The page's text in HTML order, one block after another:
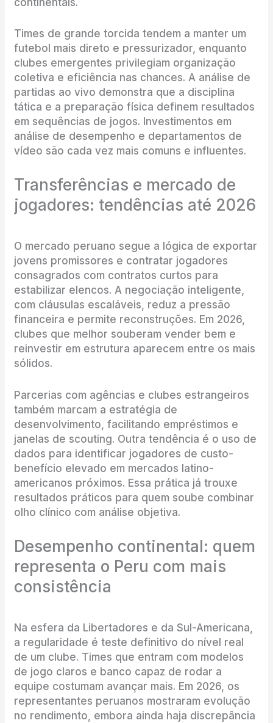
Times de grande torcida tendem a manter um
futebol mais direto e pressurizador, enquanto
clubes emergentes privilegiam organização
coletiva e eficiência nas chances. A análise de
partidas ao vivo demonstra que a disciplina
tática e a preparação física definem resultados
em sequências de jogos. Investimentos em
análise de desempenho e departamentos de
vídeo são cada vez mais comuns e influentes.
Transferências e mercado de
jogadores: tendências até 2026
O mercado peruano segue a lógica de exportar
jovens promissores e contratar jogadores
consagrados com contratos curtos para
estabilizar elencos. A negociação inteligente,
com cláusulas escaláveis, reduz a pressão
financeira e permite reconstruções. Em 2026,
clubes que melhor souberam vender bem e
reinvestir em estrutura aparecem entre os mais
sólidos.
Parcerias com agências e clubes estrangeiros
também marcam a estratégia de
desenvolvimento, facilitando empréstimos e
janelas de scouting. Outra tendência é o uso de
dados para identificar jogadores de custo-
benefício elevado em mercados latino-
americanos próximos. Essa prática já trouxe
resultados práticos para quem soube combinar
olho clínico com análise objetiva.
Desempenho continental: quem
representa o Peru com mais
consistência
Na esfera da Libertadores e da Sul-Americana,
a regularidade é teste definitivo do nível real
de um clube. Times que entram com modelos
de jogo claros e banco capaz de rodar a
equipe costumam avançar mais. Em 2026, os
representantes peruanos mostraram evolução
no rendimento, embora ainda haja discrepância